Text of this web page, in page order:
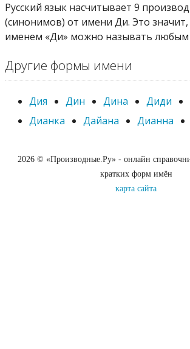
Русский язык насчитывает 9
(синонимов) от имени Ди. Это значит,
именем «Ди» можно называть любым
Другие формы имени
Дия Дин Дина Диди
Дианка
Дайана Дианна
2026 © «Производные.Ру» - онлайн
кратких форм имён
карта сайта